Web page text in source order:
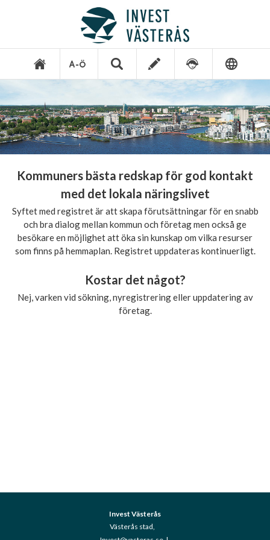
Kommuners bästa redskap för god kontakt
med det lokala näringslivet
Syftet med registret är att skapa förutsättningar för en snabb
och bra dialog mellan kommun och företag men också ge
besökare en möjlighet att öka sin kunskap om vilka resurser
som finns på hemmaplan. Registret uppdateras kontinuerligt.
Kostar det något?
Nej, varken vid sökning, nyregistrering eller uppdatering av
företag.
Invest Västerås
Västerås stad,